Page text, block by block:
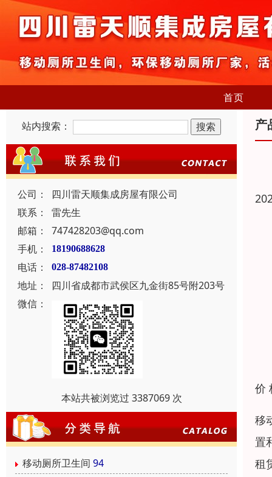
首页
站内搜索：
公司：
四川雷天顺集成房屋有限公司
联系：
雷先生
邮箱：
747428203@qq.com
手机：
18190688628
电话： 028-87482108
地址：
四川省成都市武侯区九金街85号附203号
微信：
本站共被浏览过 3387069 次
移动厕所卫生间 94
产
价
移
置
租